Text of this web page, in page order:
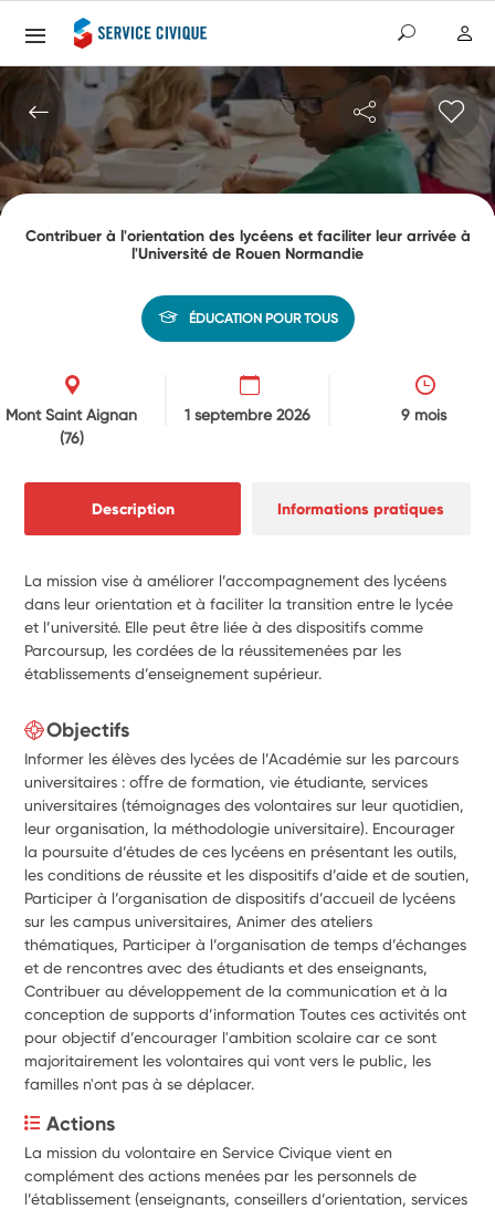
Contribuer à l'orientation des lycéens et faciliter leur arrivée à
l'Université de Rouen Normandie
ÉDUCATION POUR TOUS
Mont Saint Aignan
(76)
1 septembre 2026 9 mois
Description Informations pratiques
La mission vise à améliorer l’accompagnement des lycéens
dans leur orientation et à faciliter la transition entre le lycée
et l’université. Elle peut être liée à des dispositifs comme
Parcoursup, les cordées de la réussitemenées par les
établissements d’enseignement supérieur.
Objectifs
Informer les élèves des lycées de l’Académie sur les parcours
universitaires : oﬀre de formation, vie étudiante, services
universitaires (témoignages des volontaires sur leur quotidien,
leur organisation, la méthodologie universitaire). Encourager
la poursuite d’études de ces lycéens en présentant les outils,
les conditions de réussite et les dispositifs d’aide et de soutien,
Participer à l’organisation de dispositifs d’accueil de lycéens
sur les campus universitaires, Animer des ateliers
thématiques, Participer à l’organisation de temps d’échanges
et de rencontres avec des étudiants et des enseignants,
Contribuer au développement de la communication et à la
conception de supports d’information Toutes ces activités ont
pour objectif d’encourager l'ambition scolaire car ce sont
majoritairement les volontaires qui vont vers le public, les
familles n'ont pas à se déplacer.
Actions
La mission du volontaire en Service Civique vient en
complément des actions menées par les personnels de
l’établissement (enseignants, conseillers d’orientation, services